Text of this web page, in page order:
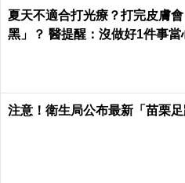
夏天不適合打光療？打完皮膚會
黑」？ 醫提醒：沒做好1件事當
注意！衛生局公布最新「苗栗足